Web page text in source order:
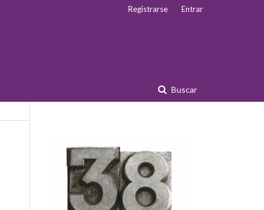
Buscar
Registrarse Entrar